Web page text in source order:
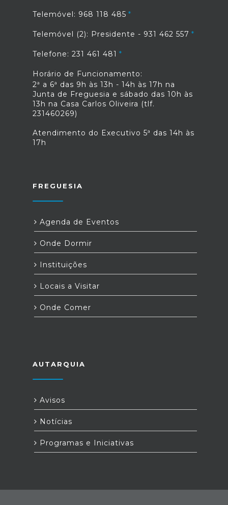
Telemóvel: 968 118 485
Telemóvel (2): Presidente - 931 462 557
Telefone: 231 461 481
Horário de Funcionamento:
2ª a 6ª das 9h às 13h - 14h às 17h na
Junta de Freguesia e sábado das 10h às
13h na Casa Carlos Oliveira (tlf.
231460269)
Atendimento do Executivo 5ª das 14h às
17h
FREGUESIA
Agenda de Eventos
Onde Dormir
Instituições
Locais a Visitar
Onde Comer
AUTARQUIA
Avisos
Notícias
Programas e Iniciativas